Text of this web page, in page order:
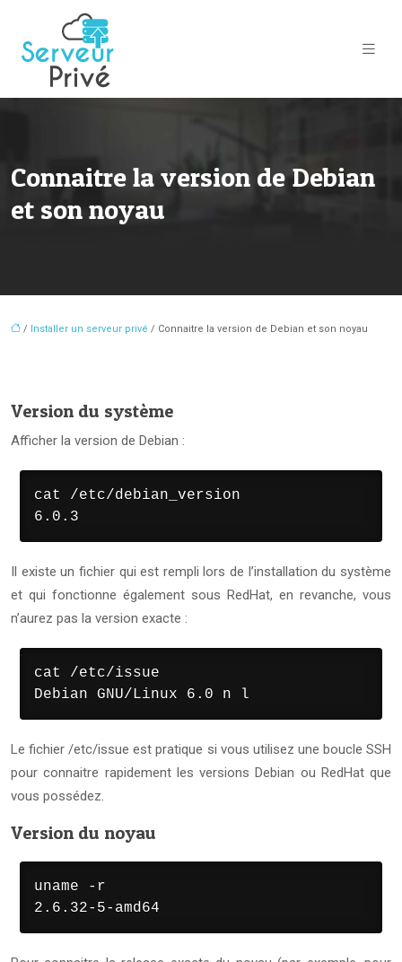
Connaitre la version de Debian
et son noyau
/ Installer un serveur privé / Connaitre la version de Debian et son noyau
Version du système
Afficher la version de Debian :
cat /etc/debian_version
6.0.3
Il existe un fichier qui est rempli lors de l’installation du système
et qui fonctionne également sous RedHat, en revanche, vous
n’aurez pas la version exacte :
cat /etc/issue
Debian GNU/Linux 6.0 n l
Le fichier /etc/issue est pratique si vous utilisez une boucle SSH
pour connaitre rapidement les versions Debian ou RedHat que
vous possédez.
Version du noyau
uname -r
2.6.32-5-amd64